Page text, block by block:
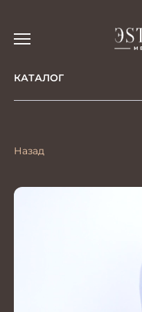
КАТАЛОГ
Назад